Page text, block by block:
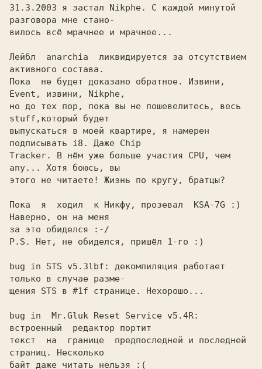
31.3.2003 я застал Nikphe. С каждой минутой
разговора мне стано-
вилось всё мрачнее и мрачнее...
Лейбл  anarchia  ликвидируется за отсутствием
активного состава.
Пока  не будет доказано обратное. Извини,
Event, извини, Nikphe,
но до тех пор, пока вы не пошевелитесь, весь
stuff,который будет
выпускаться в моей квартире, я намерен
подписывать i8. Даже Chip
Tracker. В нём уже больше участия CPU, чем
any... Хотя боюсь, вы
этого не читаете! Жизнь по кругу, братцы?
Пока  я  ходил  к Никфу, прозевал  KSA-7G :)
Наверно, он на меня
за это обиделся :-/
P.S. Нет, не обиделся, пришёл 1-го :)
bug in STS v5.3lbf: декомпиляция работает
только в случае разме-
щения STS в #1f странице. Нехорошо...
bug in  Mr.Gluk Reset Service v5.4R:
встроенный  редактор портит
текст  на  границе  предпоследней и последней
страниц. Несколько
байт даже читать нельзя :(